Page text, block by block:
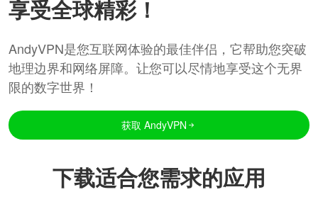
享受全球精彩！
AndyVPN是您互联网体验的最佳伴侣，它帮助您突破
地理边界和网络屏障。让您可以尽情地享受这个无界
限的数字世界！
获取 AndyVPN
下载适合您需求的应用